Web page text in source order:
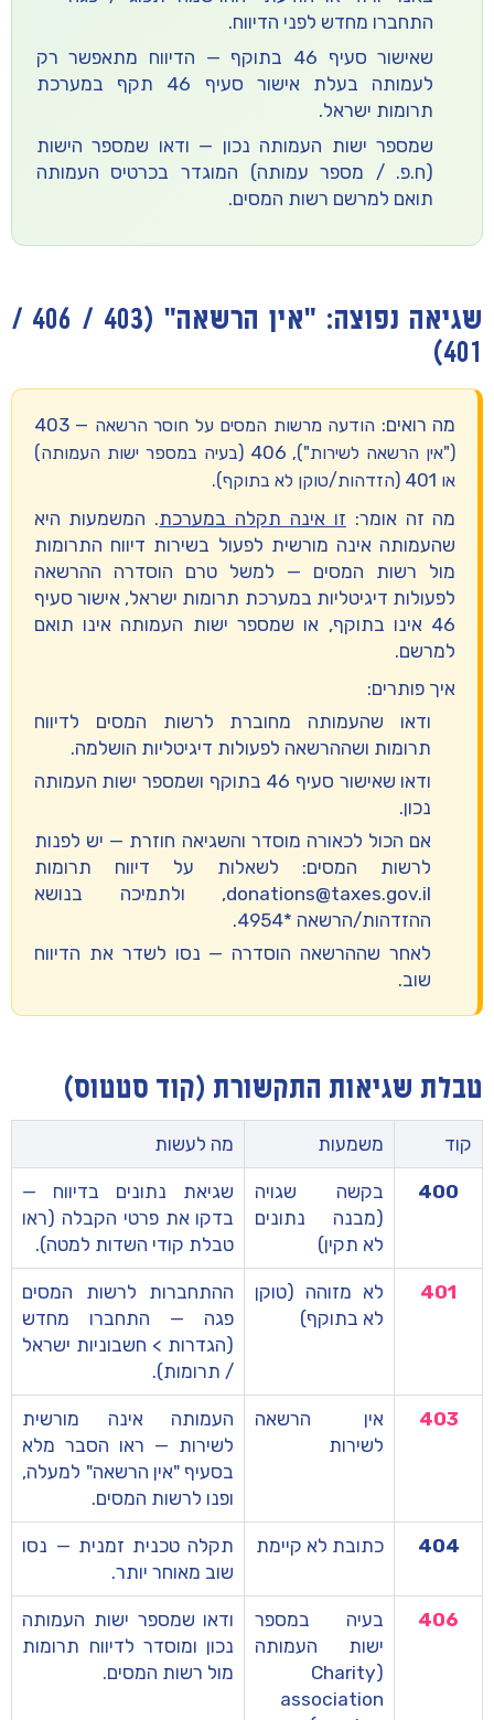
התחברו מחדש לפני הדיווח.
שאישור סעיף 46 בתוקף
— הדיווח מתאפשר רק
לעמותה בעלת אישור סעיף 46 תקף במערכת
תרומות ישראל.
שמספר ישות העמותה נכון — ודאו שמספר הישות
(ח.פ. / מספר עמותה) המוגדר בכרטיס העמותה
תואם למרשם רשות המסים.
שגיאה נפוצה: "אין הרשאה" (403 / 406 /
401)
מה רואים: הודעה מרשות המסים על חוסר הרשאה —403
("אין הרשאה לשירות"), 406 (בעיה במספר ישות העמותה)
או 401 (הזדהות/טוקן לא בתוקף).
מה זה אומר: זו אינה תקלה במערכת. המשמעות היא
שהעמותה אינה מורשית לפעול בשירות דיווח התרומות
מול רשות המסים — למשל טרם הוסדרה ההרשאה
לפעולות דיגיטליות במערכת תרומות ישראל, אישור סעיף
46 אינו בתוקף, או שמספר ישות העמותה אינו תואם
למרשם.
איך פותרים:
ודאו שהעמותה מחוברת לרשות המסים לדיווח
תרומות ושההרשאה לפעולות דיגיטליות הושלמה.
ודאו שאישור סעיף 46 בתוקף ושמספר ישות העמותה
נכון.
אם הכול לכאורה מוסדר והשגיאה חוזרת — יש לפנות
לרשות המסים: לשאלות על דיווח תרומות
donations@taxes.gov.il, ולתמיכה בנושא
ההזדהות/הרשאה *4954
.
לאחר שההרשאה הוסדרה — נסו לשדר את הדיווח
שוב.
טבלת שגיאות התקשורת (קוד סטטוס)
קוד משמעות מה לעשות
400
בקשה שגויה
(מבנה נתונים
לא תקין)
שגיאת נתונים בדיווח —
בדקו את פרטי הקבלה (ראו
טבלת קודי השדות למטה).
401
לא מזוהה (טוקן
לא בתוקף)
ההתחברות לרשות המסים
פגה — התחברו מחדש
(הגדרות > חשבוניות ישראל
/ תרומות).
403
אין הרשאה
לשירות
העמותה אינה מורשית
לשירות — ראו הסבר מלא
בסעיף "אין הרשאה" למעלה,
ופנו לרשות המסים.
404 כתובת לא קיימת
תקלה טכנית זמנית — נסו
שוב מאוחר יותר.
406
בעיה במספר
ישות העמותה
(Charity
association
ודאו שמספר ישות העמותה
נכון ומוסדר לדיווח תרומות
מול רשות המסים.